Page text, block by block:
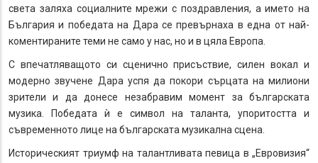
света заляха социалните мрежи с поздравления, а името на
България и победата на Дара се превърнаха в една от най-
коментираните теми не само у нас, но и в цяла Европа.
С впечатляващото си сценично присъствие, силен вокал и
модерно звучене Дара успя да покори сърцата на милиони
зрители и да донесе незабравим момент за българската
музика. Победата ѝ е символ на таланта, упоритостта и
съвременното лице на българската музикална сцена.
Историческият триумф на талантливата певица в „Евровизия“